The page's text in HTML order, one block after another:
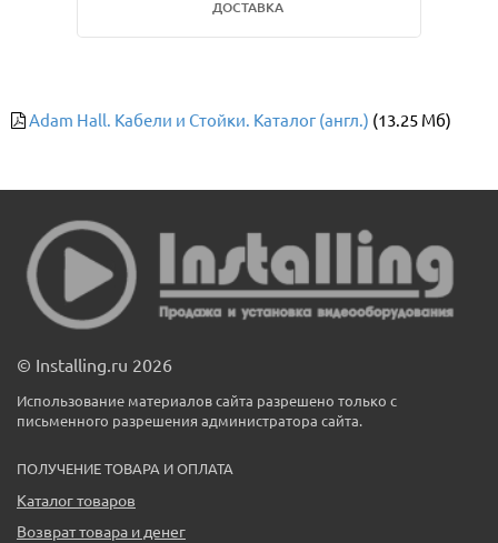
ДОСТАВКА
Adam Hall. Кабели и Стойки. Каталог (англ.) (13.25 Мб)
© Installing.ru 2026
Использование материалов сайта разрешено только с
письменного разрешения администратора сайта.
ПОЛУЧЕНИЕ ТОВАРА И ОПЛАТА
Каталог товаров
Возврат товара и денег